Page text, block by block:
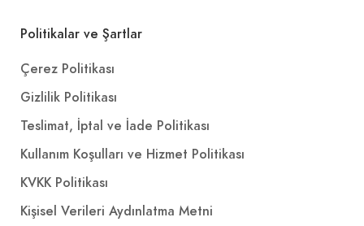
Politikalar ve Şartlar
Çerez Politikası
Gizlilik Politikası
Teslimat, İptal ve İade Politikası
Kullanım Koşulları ve Hizmet Politikası
KVKK Politikası
Kişisel Verileri Aydınlatma Metni